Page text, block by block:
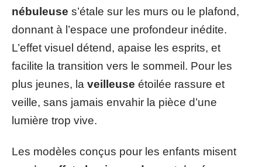
nébuleuse s’étale sur les murs ou le plafond,
donnant à l’espace une profondeur inédite.
L’effet visuel détend, apaise les esprits, et
facilite la transition vers le sommeil. Pour les
plus jeunes, la veilleuse étoilée rassure et
veille, sans jamais envahir la pièce d’une
lumière trop vive.
Les modèles conçus pour les enfants misent